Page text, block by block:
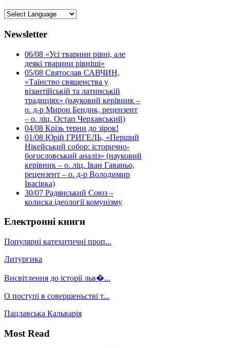
Newsletter
06/08 «Усі тварини рівні, але
деякі тварини рівніші»
05/08 Святослав САВЧИН,
«Таїнство священства у
візантійській та латинській
традиціях» (науковий керівник –
о. д-р Мирон Бендик, рецензент
– о. ліц. Остап Черхавський)
04/08 Крізь терни до зірок!
01/08 Юрій ГРИГЕЛЬ, «Перший
Нікейський собор: історично-
богословський аналіз» (науковий
керівник – о. ліц. Іван Гаваньо,
рецензент – о. д-р Володимир
Івасівка)
30/07 Радянський Союз –
колиска ідеології комунізму
Електронні книги
Популярні катехитичні проп...
Литургика
Висвітлення до історії льв�...
О поступі в совершеньстві т...
Пацлавська Кальварія
Most Read